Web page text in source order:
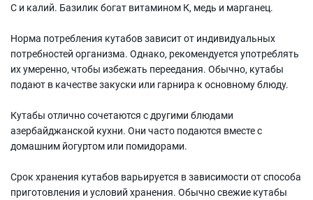
С и калий. Базилик богат витамином К, медь и марганец.
Норма потребления кутабов зависит от индивидуальных
потребностей организма. Однако, рекомендуется употреблять
их умеренно, чтобы избежать переедания. Обычно, кутабы
подают в качестве закуски или гарнира к основному блюду.
Кутабы отлично сочетаются с другими блюдами
азербайджанской кухни. Они часто подаются вместе с
домашним йогуртом или помидорами.
Срок хранения кутабов варьируется в зависимости от способа
приготовления и условий хранения. Обычно свежие кутабы